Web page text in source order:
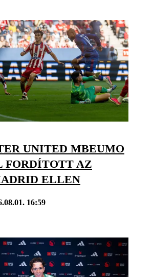
UNITED MBEUMO
FORDÍTOTT AZ
ELLEN
16:59